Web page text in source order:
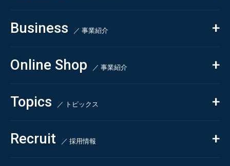
私たちの強み
会社概要・沿革
CSR
Business ／ 事業紹介
コンサルティング
依頼・受託調査
- 市場調査
- 競合調査
- アンケート調査
- クイックリサーチ
自主企画調査
Online Shop ／ 事業紹介
Beauty & Cosmetics
Health & Food
Pharmaceuticals & Medical
Chemical & Life Sciences
Topics ／ トピックス
ALL
お知らせ
新刊情報
Recruit ／ 採用情報
採用TOP